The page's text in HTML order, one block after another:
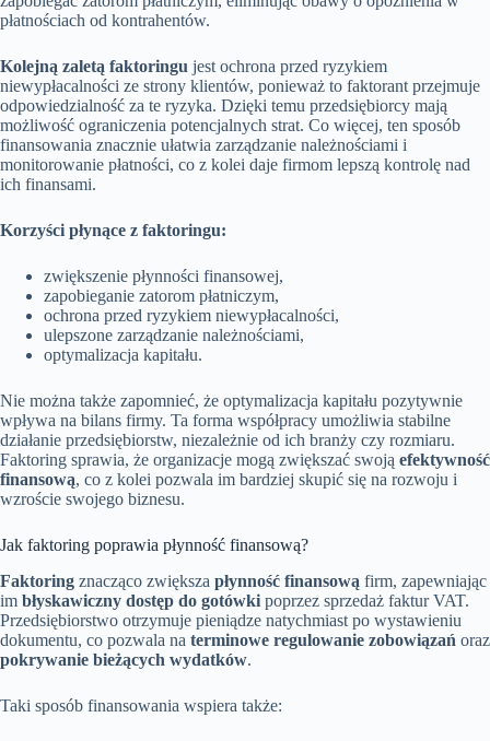
płatnościach od kontrahentów.
Kolejną zaletą faktoringu jest ochrona przed ryzykiem
niewypłacalności ze strony klientów, ponieważ to faktorant przejmuje
odpowiedzialność za te ryzyka. Dzięki temu przedsiębiorcy mają
możliwość ograniczenia potencjalnych strat. Co więcej, ten sposób
finansowania znacznie ułatwia zarządzanie należnościami i
monitorowanie płatności, co z kolei daje firmom lepszą kontrolę nad
ich finansami.
Korzyści płynące z faktoringu:
zwiększenie płynności finansowej,
zapobieganie zatorom płatniczym,
ochrona przed ryzykiem niewypłacalności,
ulepszone zarządzanie należnościami,
optymalizacja kapitału.
Nie można także zapomnieć, że optymalizacja kapitału pozytywnie
wpływa na bilans firmy. Ta forma współpracy umożliwia stabilne
działanie przedsiębiorstw, niezależnie od ich branży czy rozmiaru.
Faktoring sprawia, że organizacje mogą zwiększać swoją efektywność
finansową, co z kolei pozwala im bardziej skupić się na rozwoju i
wzroście swojego biznesu.
Jak faktoring poprawia płynność finansową?
Faktoring znacząco zwiększa płynność finansową firm, zapewniając
im błyskawiczny dostęp do gotówki poprzez sprzedaż faktur VAT.
Przedsiębiorstwo otrzymuje pieniądze natychmiast po wystawieniu
dokumentu, co pozwala na terminowe regulowanie zobowiązań oraz
pokrywanie bieżących wydatków.
Taki sposób finansowania wspiera także: